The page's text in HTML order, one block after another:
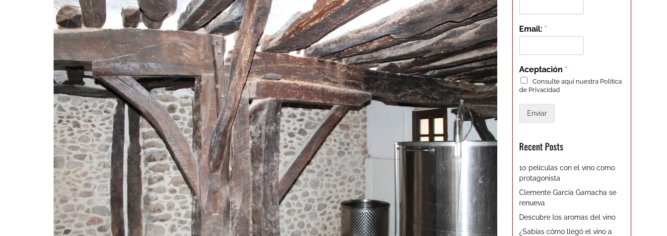
Email: *
Aceptación *
Consulte aquí nuestra Política
de Privacidad
Enviar
Recent Posts
10 películas con el vino como
protagonista
Clemente García Garnacha se
renueva
Descubre los aromas del vino
¿Sabías cómo llegó el vino a